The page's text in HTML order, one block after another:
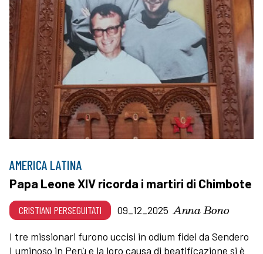
AMERICA LATINA
Papa Leone XIV ricorda i martiri di Chimbote
CRISTIANI PERSEGUITATI 09_12_2025 Anna Bono
I tre missionari furono uccisi in odium fidei da Sendero
Luminoso in Perù e la loro causa di beatificazione si è